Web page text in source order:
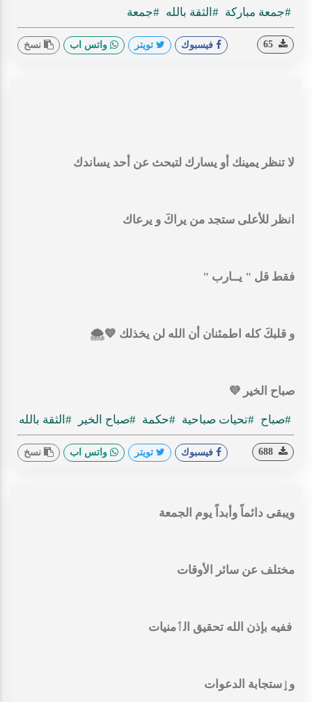
#جمعة مباركة #الثقة بالله #جمعة
فيسبوك تويتر واتس اب نسخ
‏لا تنظر يمينك أو يسارك لتبحث عن أحد يساندك
انظر للأعلى ستجد من يراكَ و يرعاك
فقط قل " يــارب "
‏و قلبكَ كله اطمئنان أن الله لن يخذلك 💙🌨
صباح الخير 💜
#صباح #تحيات صباحية #حكمة #صباح الخير #الثقة بالله
فيسبوك تويتر واتس اب نسخ
ويبقى دائماً وأبداً يوم الجمعة
مختلف عن سائر الأوقات
ففيه بإذن الله تحقيق الٲمنيات
وٳستجابة الدعوات